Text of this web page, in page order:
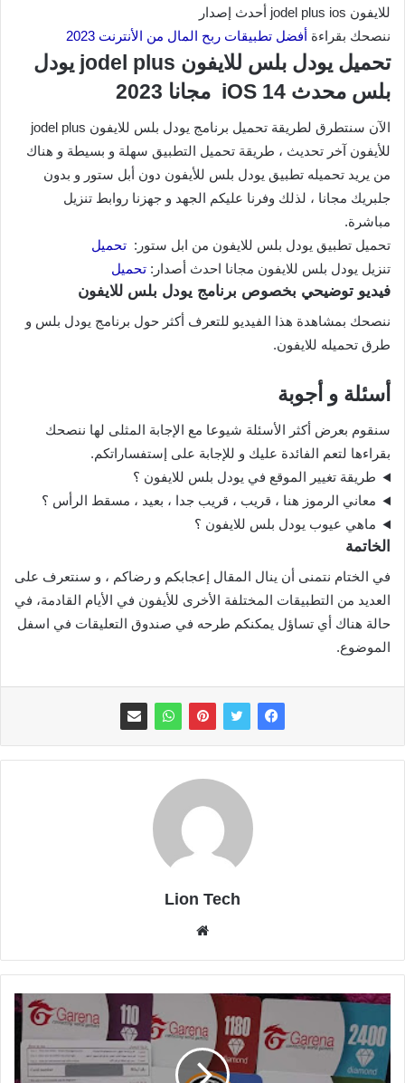
للايفون jodel plus ios أحدث إصدار
ننصحك بقراءة أفضل تطبيقات ربح المال من الأنترنت 2023
تحميل يودل بلس للايفون jodel plus يودل
بلس محدث iOS 14 مجانا 2023
الآن سنتطرق لطريقة تحميل برنامج يودل بلس للايفون jodel plus
للأيفون آخر تحديث ، طريقة تحميل التطبيق سهلة و بسيطة و هناك
من يريد تحميله تطبيق يودل بلس للأيفون دون أبل ستور و بدون
جلبريك مجانا ، لذلك وفرنا عليكم الجهد و جهزنا روابط تنزيل
مباشرة.
تحميل تطبيق يودل بلس للايفون من ابل ستور: تحميل
تنزيل يودل بلس للايفون مجانا احدث أصدار: تحميل
فيديو توضيحي بخصوص برنامج يودل بلس للايفون
ننصحك بمشاهدة هذا الفيديو للتعرف أكثر حول برنامج يودل بلس و
طرق تحميله للايفون.
أسئلة و أجوبة
سنقوم بعرض أكثر الأسئلة شيوعا مع الإجابة المثلى لها ننصحك
بقراءها لتعم الفائدة عليك و للإجابة على إستفساراتكم.
طريقة تغيير الموقع في يودل بلس للايفون ؟
معاني الرموز هنا ، قريب ، قريب جدا ، بعيد ، مسقط الرأس ؟
ماهي عيوب يودل بلس للايفون ؟
الخاتمة
في الختام نتمنى أن ينال المقال إعجابكم و رضاكم ، و سنتعرف على
العديد من التطبيقات المختلفة الأخرى للأيفون في الأيام القادمة، في
حالة هناك أي تساؤل يمكنكم طرحه في صندوق التعليقات في اسفل
الموضوع.
Lion Tech